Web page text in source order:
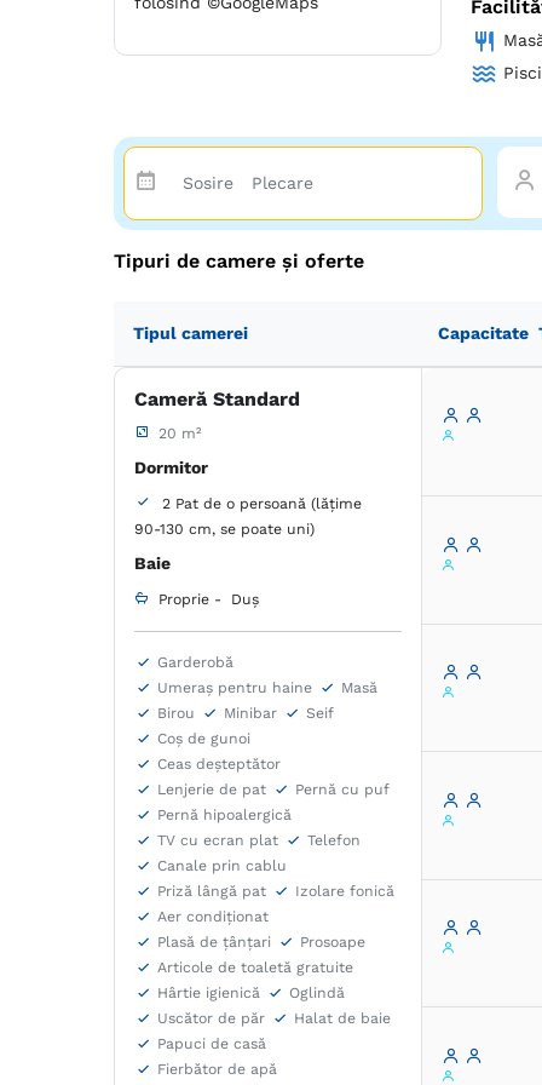
doar al
cu
te
am
putea
randul
km),
vorbim
Si
putin
si
Tipuri de camere și oferte
Tipul camerei Capacitate
Cameră Standard
20 m²
Dormitor
2 Pat de o persoană (lățime
90-130 cm, se poate uni)
Baie
Proprie - Duș
Garderobă
Umeraș pentru haine
Masă
Birou
Minibar
Seif
Coș de gunoi
Ceas deșteptător
Lenjerie de pat
Pernă cu puf
Pernă hipoalergică
TV cu ecran plat
Telefon
Canale prin cablu
Priză lângă pat
Izolare fonică
Aer condiţionat
Plasă de ţânţari
Prosoape
Articole de toaletă gratuite
Hârtie igienică
Oglindă
Uscător de păr
Halat de baie
Papuci de casă
Fierbător de apă